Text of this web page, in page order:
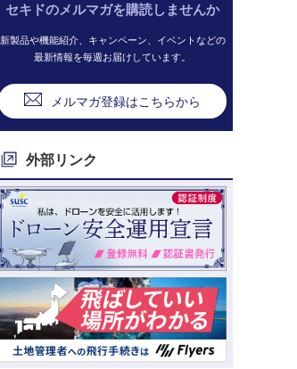
セキドのメルマガを購読しませんか
新製品や機能紹介、キャンペーン、イベントなどの
最新情報を毎週お届けしています。
メルマガ登録はこちらから
外部リンク